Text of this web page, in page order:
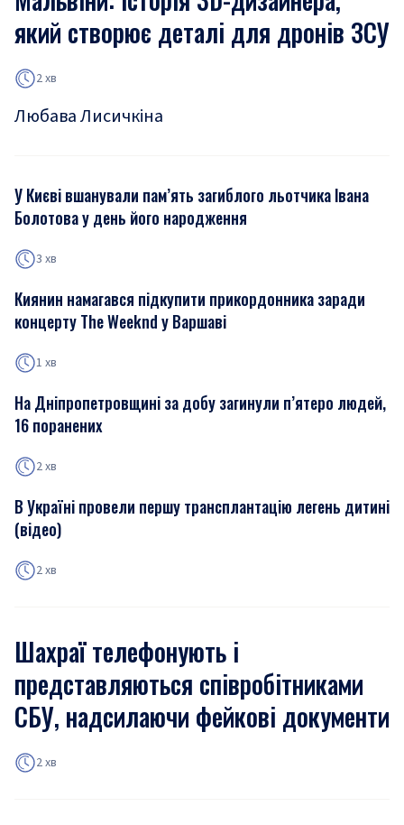
який створює деталі для дронів ЗСУ
2 хв
Любава Лисичкіна
У Києві вшанували пам’ять загиблого льотчика Івана
Болотова у день його народження
3 хв
Киянин намагався підкупити прикордонника заради
концерту The Weeknd у Варшаві
1 хв
На Дніпропетровщині за добу загинули п’ятеро людей,
16 поранених
2 хв
В Україні провели першу трансплантацію легень дитині
(відео)
2 хв
Шахраї телефонують і
представляються співробітниками
СБУ, надсилаючи фейкові документи
2 хв